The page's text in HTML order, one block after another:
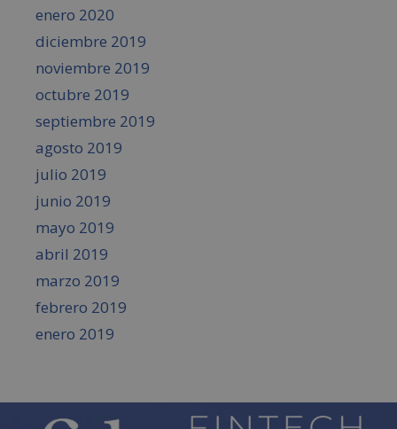
enero 2020
diciembre 2019
noviembre 2019
octubre 2019
septiembre 2019
agosto 2019
julio 2019
junio 2019
mayo 2019
abril 2019
marzo 2019
febrero 2019
enero 2019